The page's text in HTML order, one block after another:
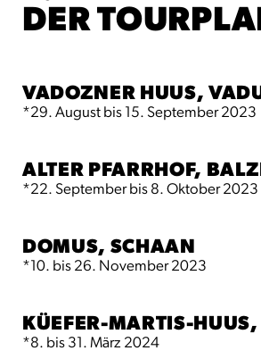
DER
VADOZNER HUUS,
*29. August bis 15. September 2023
ALTER PFARRHOF,
*22. September bis 8. Oktober 2023
DOMUS, SCHAAN
*10. bis 26. November 2023
KÜEFER-MARTIS-HUUS,
*8. bis 31. März 2024